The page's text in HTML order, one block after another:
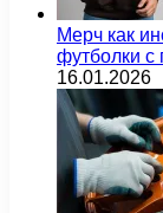
Мерч как
футболки
16.01.2026